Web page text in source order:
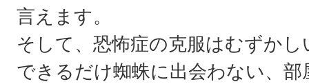
言えます。
そして、恐怖症の克服はむずかし
できるだけ蜘蛛に出会わない、